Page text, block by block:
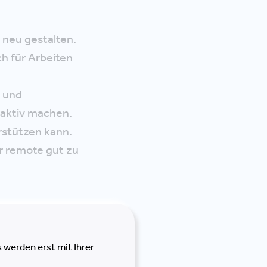
gestalten.
für Arbeiten
machen.
kann.
remote gut zu
werden erst mit Ihrer